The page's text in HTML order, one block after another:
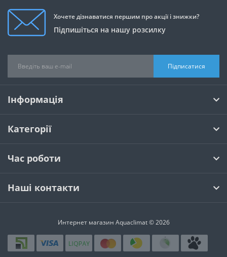
Хочете дізнаватися першим про акції і знижки?
Підпишіться на нашу розсилку
Підписатися
Інформація
Категорії
Час роботи
Наші контакти
Интернет магазин Aquaclimat © 2026